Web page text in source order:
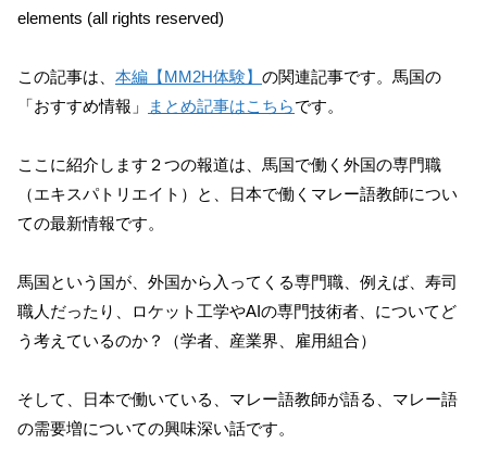
elements (all rights reserved)
この記事は、 本編【MM2H体験】 の関連記事です。馬国の
「おすすめ情報」
まとめ記事はこちらです。
ここに紹介します２つの報道は、馬国で働く外国の専門職
（エキスパトリエイト）と、日本で働くマレー語教師につい
ての最新情報です。
馬国という国が、外国から入ってくる専門職、例えば、寿司
職人だったり、ロケット工学やAIの専門技術者、についてど
う考えているのか？（学者、産業界、雇用組合）
そして、日本で働いている、マレー語教師が語る、マレー語
の需要増についての興味深い話です。